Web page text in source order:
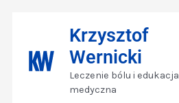
content
Krzysztof
Wernicki
Leczenie bólu i edukacja
medyczna